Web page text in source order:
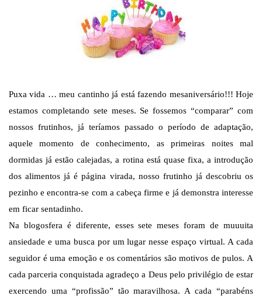
Puxa vida … meu cantinho já está fazendo mesaniversário!!! Hoje
estamos completando sete meses. Se fossemos “comparar” com
nossos frutinhos, já teríamos passado o período de adaptação,
aquele momento de conhecimento, as primeiras noites mal
dormidas já estão calejadas, a rotina está quase fixa, a introdução
dos alimentos já é página virada, nosso frutinho já descobriu os
pezinho e encontra-se com a cabeça firme e já demonstra interesse
em ficar sentadinho.
Na blogosfera é diferente, esses sete meses foram de muuuita
ansiedade e uma busca por um lugar nesse espaço virtual. A cada
seguidor é uma emoção e os comentários são motivos de pulos. A
cada parceria conquistada agradeço a Deus pelo privilégio de estar
exercendo uma “profissão” tão maravilhosa. A cada “parabéns